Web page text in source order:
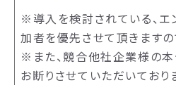
※導入を検討されている、エ
加者を優先させて頂きますの
※また、競合他社企業様の
お断りさせていただいており